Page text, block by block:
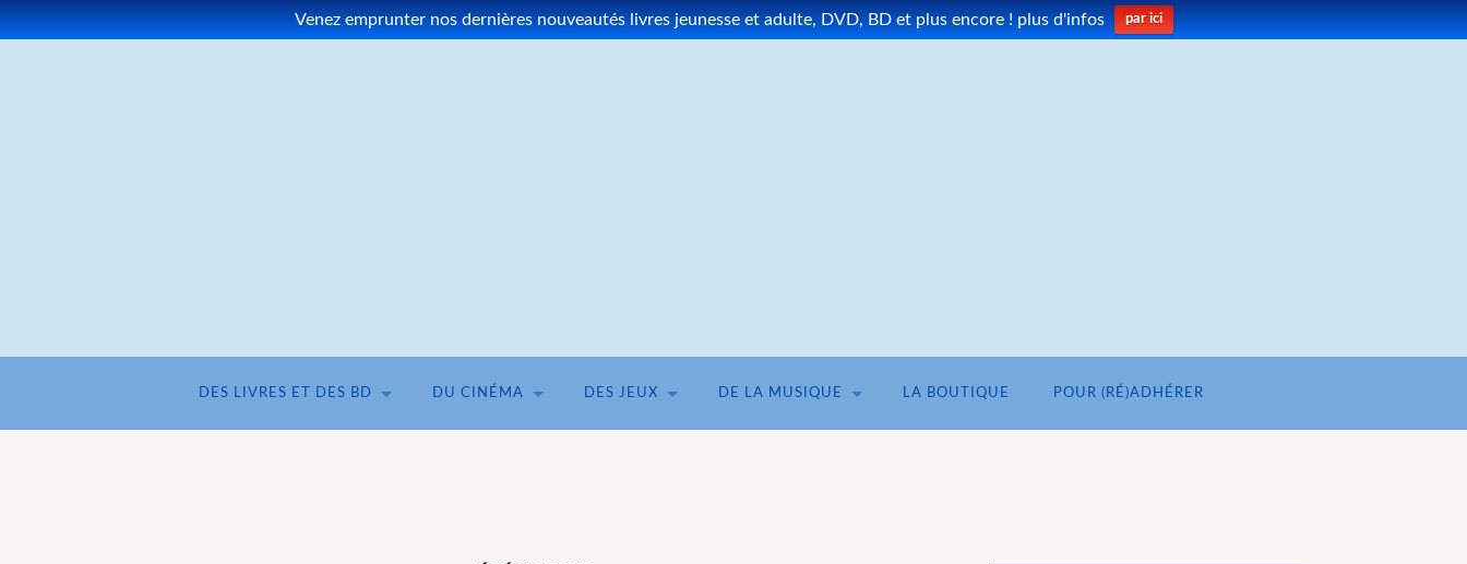
Venez emprunter nos dernières nouveautés livres jeunesse et adulte, DVD, BD et plus encore ! plus d'infos par ici
DES LIVRES ET DES BD DU CINÉMA DES JEUX DE LA MUSIQUE LA BOUTIQUE POUR (RÉ)ADHÉRER